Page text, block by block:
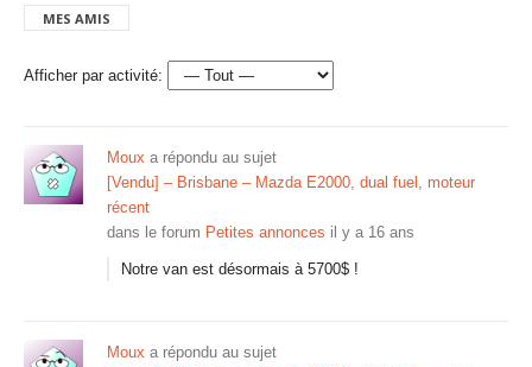
MES AMIS
Afficher par activité:
Moux a répondu au sujet
[Vendu] – Brisbane – Mazda E2000, dual fuel, moteur
récent
dans le forum Petites annonces il y a 16 ans
Notre van est désormais à 5700$ !
Moux a répondu au sujet